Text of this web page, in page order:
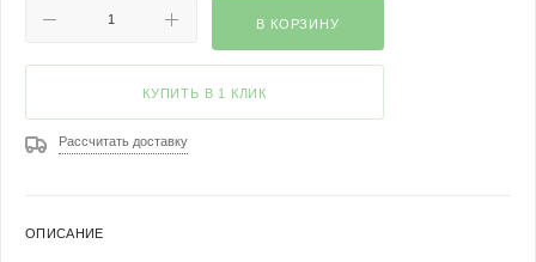
В КОРЗИНУ
КУПИТЬ В 1 КЛИК
Рассчитать доставку
ОПИСАНИЕ